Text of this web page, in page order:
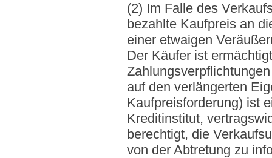
(2) Im Falle des
bezahlte Kaufpreis an
einer etwaigen
Der Käufer ist
auf den verlängerten
Kaufpreisforderung) ist
Kreditinstitut,
berechtigt, die
von der Abtretung zu